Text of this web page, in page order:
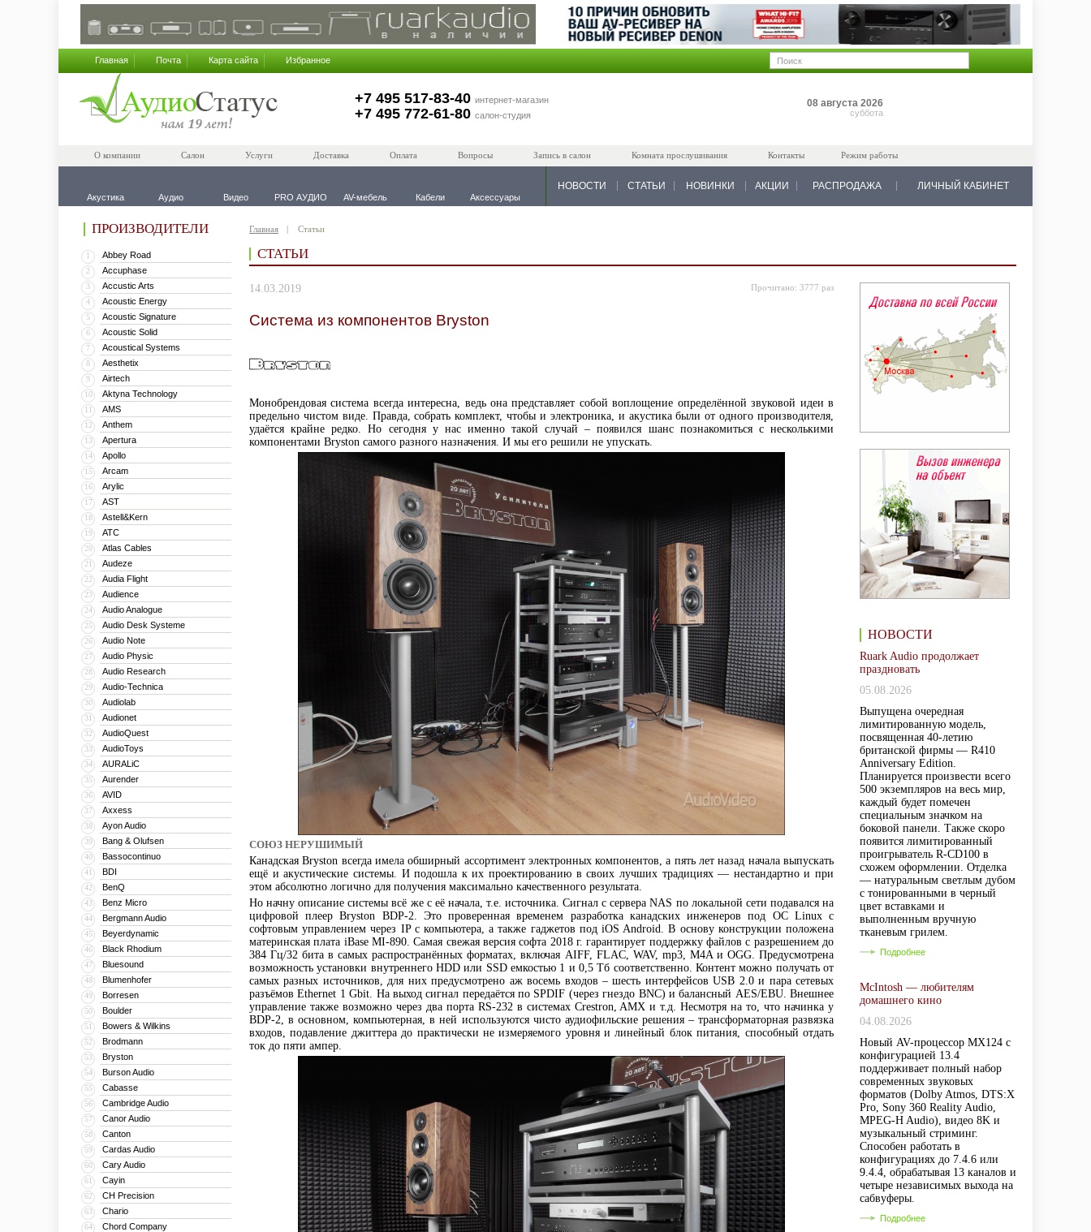
Главная Почта Карта сайта Избранное
+7 495 517-83-40 интернет-магазин
+7 495 772-61-80 салон-студия
08 августа 2026
суббота
О компании Салон Услуги Доставка Оплата Вопросы Запись в салон Комната прослушивания Контакты Режим работы
Акустика Аудио Видео PRO АУДИО AV-мебель Кабели Аксессуары
НОВОСТИ СТАТЬИ НОВИНКИ АКЦИИ РАСПРОДАЖА ЛИЧНЫЙ КАБИНЕТ
ПРОИЗВОДИТЕЛИ
1 Abbey Road
2 Accuphase
3 Accustic Arts
4 Acoustic Energy
5 Acoustic Signature
6 Acoustic Solid
7 Acoustical Systems
8 Aesthetix
9 Airtech
10 Aktyna Technology
11 AMS
12 Anthem
13 Apertura
14 Apollo
15 Arcam
16 Arylic
17 AST
18 Astell&Kern
19 ATC
20 Atlas Cables
21 Audeze
22 Audia Flight
23 Audience
24 Audio Analogue
25 Audio Desk Systeme
26 Audio Note
27 Audio Physic
28 Audio Research
29 Audio-Technica
30 Audiolab
31 Audionet
32 AudioQuest
33 AudioToys
34 AURALiC
35 Aurender
36 AVID
37 Axxess
38 Ayon Audio
39 Bang & Olufsen
40 Bassocontinuo
41 BDI
42 BenQ
43 Benz Micro
44 Bergmann Audio
45 Beyerdynamic
46 Black Rhodium
47 Bluesound
48 Blumenhofer
49 Borresen
50 Boulder
51 Bowers & Wilkins
52 Brodmann
53 Bryston
54 Burson Audio
55 Cabasse
56 Cambridge Audio
57 Canor Audio
58 Canton
59 Cardas Audio
60 Cary Audio
61 Cayin
62 CH Precision
63 Chario
64 Chord Company
Главная Статьи
СТАТЬИ
14.03.2019 Прочитано: 3777 раз
Система из компонентов Bryston
Монобрендовая система всегда интересна, ведь она представляет собой воплощение определённой звуковой идеи в
предельно чистом виде. Правда, собрать комплект, чтобы и электроника, и акустика были от одного производителя,
удаётся крайне редко. Но сегодня у нас именно такой случай – появился шанс познакомиться с несколькими
компонентами Bryston самого разного назначения. И мы его решили не упускать.
СОЮЗ НЕРУШИМЫЙ
Канадская Bryston всегда имела обширный ассортимент электронных компонентов, а пять лет назад начала выпускать
ещё и акустические системы. И подошла к их проектированию в своих лучших традициях — нестандартно и при
этом абсолютно логично для получения максимально качественного результата.
Но начну описание системы всё же с её начала, т.е. источника. Сигнал с сервера NAS по локальной сети подавался на
цифровой плеер Bryston BDP-2. Это проверенная временем разработка канадских инженеров под ОС Linux с
софтовым управлением через IP с компьютера, а также гаджетов под iOS Android. В основу конструкции положена
материнская плата iBase MI-890. Самая свежая версия софта 2018 г. гарантирует поддержку файлов с разрешением до
384 Гц/32 бита в самых распространённых форматах, включая AIFF, FLAC, WAV, mp3, M4A и OGG. Предусмотрена
возможность установки внутреннего HDD или SSD емкостью 1 и 0,5 Тб соответственно. Контент можно получать от
самых разных источников, для них предусмотрено аж восемь входов – шесть интерфейсов USB 2.0 и пара сетевых
разъёмов Ethernet 1 Gbit. На выход сигнал передаётся по SPDIF (через гнездо BNC) и балансный AES/EBU. Внешнее
управление также возможно через два порта RS-232 в системах Crestron, AMX и т.д. Несмотря на то, что начинка у
BDP-2, в основном, компьютерная, в ней используются чисто аудиофильские решения – трансформаторная развязка
входов, подавление джиттера до практически не измеряемого уровня и линейный блок питания, способный отдать
ток до пяти ампер.
НОВОСТИ
Ruark Audio продолжает
праздновать
05.08.2026
Выпущена очередная
лимитированную модель,
посвященная 40-летию
британской фирмы — R410
Anniversary Edition.
Планируется произвести всего
500 экземпляров на весь мир,
каждый будет помечен
специальным значком на
боковой панели. Также скоро
появится лимитированный
проигрыватель R-CD100 в
схожем оформлении. Отделка
— натуральным светлым дубом
с тонированными в черный
цвет вставками и
выполненным вручную
тканевым грилем.
Подробнее
McIntosh — любителям
домашнего кино
04.08.2026
Новый AV-процессор MX124 с
конфигурацией 13.4
поддерживает полный набор
современных звуковых
форматов (Dolby Atmos, DTS:X
Pro, Sony 360 Reality Audio,
MPEG-H Audio), видео 8K и
музыкальный стриминг.
Способен работать в
конфигурациях до 7.4.6 или
9.4.4, обрабатывая 13 каналов и
четыре независимых выхода на
сабвуферы.
Подробнее